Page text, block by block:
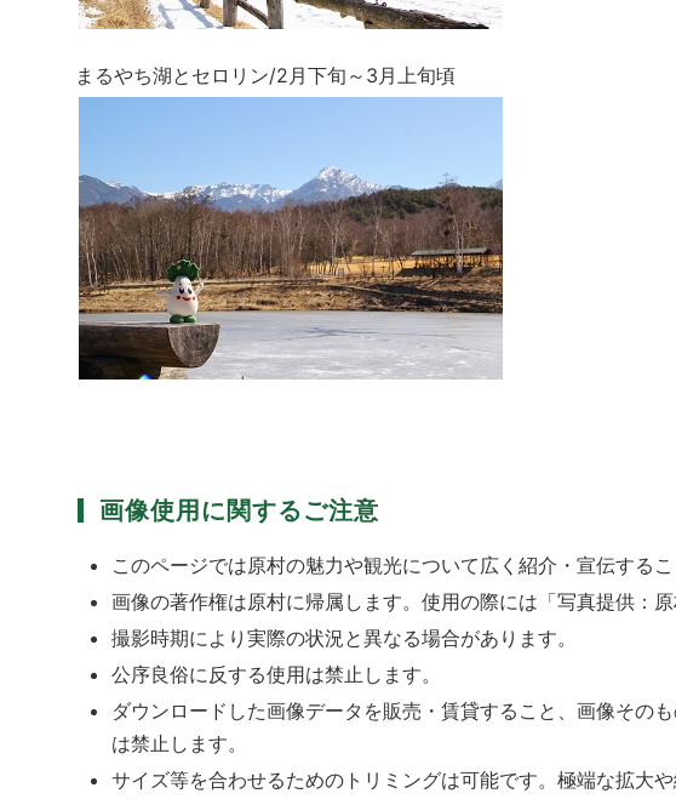
まるやち湖とセロリン/2月下旬～3月上旬頃
画像使用に関するご注意
このページでは原村の魅力や観光について広く紹介・宣伝する
画像の著作権は原村に帰属します。使用の際には「写真提供：
撮影時期により実際の状況と異なる場合があります。
公序良俗に反する使用は禁止します。
ダウンロードした画像データを販売・賃貸すること、画像その
は禁止します。
サイズ等を合わせるためのトリミングは可能です。極端な拡大